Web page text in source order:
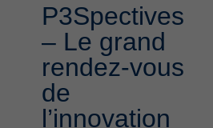
P3Spectives
– Le grand
rendez-vous
de
l’innovation